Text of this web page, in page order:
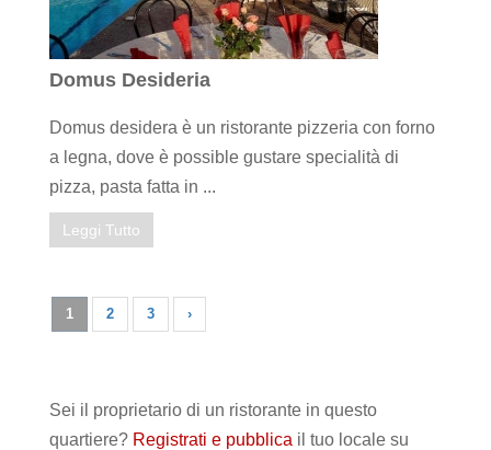
Domus Desideria
Domus desidera è un ristorante pizzeria con forno
a legna, dove è possible gustare specialità di
pizza, pasta fatta in ...
Leggi Tutto
1 2 3 ›
Sei il proprietario di un ristorante in questo
quartiere? Registrati e pubblica il tuo locale su